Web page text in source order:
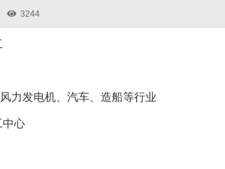
3244
力发电机、汽车、造船等行业
中心